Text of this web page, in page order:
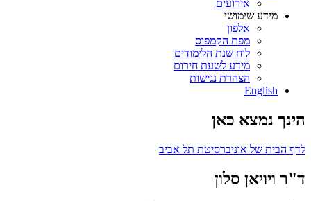
אירועים
מידע שימושי
אלפון
מפת הקמפוס
לוח שנת הלימודים
מידע לשעת חירום
הצהרת נגישות
English
הינך נמצא כאן
לדף הבית של אוניברסיטת תל אביב
ד"ר ויויאן סלון